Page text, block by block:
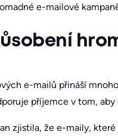
e-mailové
e-mailů přináší
příjemce v tom,
zjistila, že e-maily,